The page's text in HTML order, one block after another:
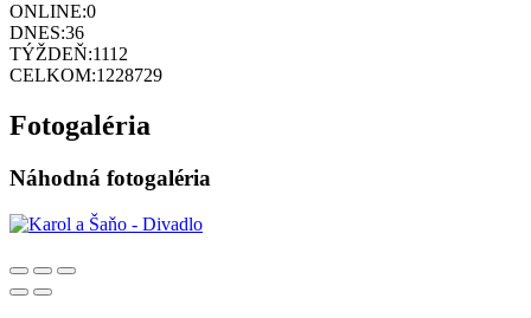
ONLINE:0
DNES:36
TÝŽDEŇ:1112
CELKOM:1228729
Fotogaléria
Náhodná fotogaléria